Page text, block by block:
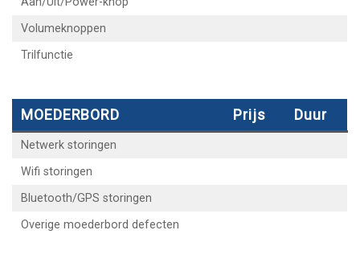
Volumeknoppen
Trilfunctie
MOEDERBORD Prijs Duur
Netwerk storingen
Wifi storingen
Bluetooth/GPS storingen
Overige moederbord defecten